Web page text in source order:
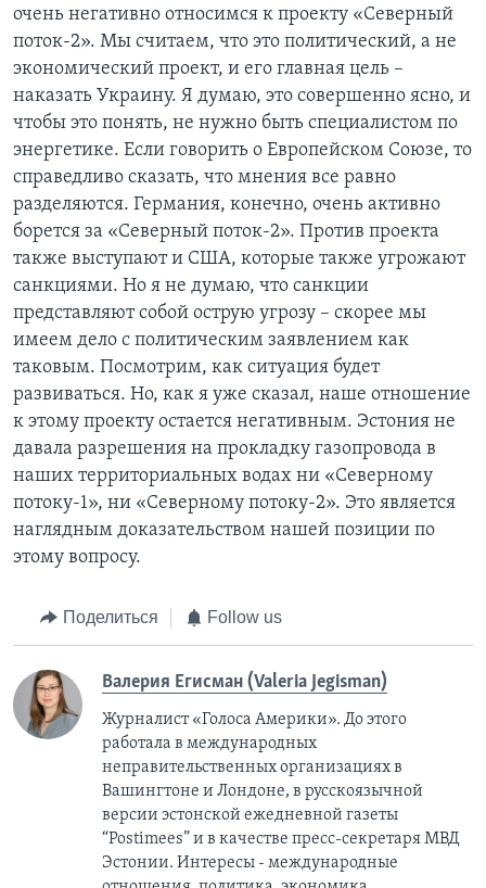
очень негативно относимся к проекту «Северный
поток-2». Мы считаем, что это политический, а не
экономический проект, и его главная цель –
наказать Украину. Я думаю, это совершенно ясно, и
чтобы это понять, не нужно быть специалистом по
энергетике. Если говорить о Европейском Союзе, то
справедливо сказать, что мнения все равно
разделяются. Германия, конечно, очень активно
борется за «Северный поток-2». Против проекта
также выступают и США, которые также угрожают
санкциями. Но я не думаю, что санкции
представляют собой острую угрозу – скорее мы
имеем дело с политическим заявлением как
таковым. Посмотрим, как ситуация будет
развиваться. Но, как я уже сказал, наше отношение
к этому проекту остается негативным. Эстония не
давала разрешения на прокладку газопровода в
наших территориальных водах ни «Северному
потоку-1», ни «Северному потоку-2». Это является
наглядным доказательством нашей позиции по
этому вопросу.
Поделиться Follow us
Валерия Егисман (Valeria Jegisman)
Журналист «Голоса Америки». До этого
работала в международных
неправительственных организациях в
Вашингтоне и Лондоне, в русскоязычной
версии эстонской ежедневной газеты
“Postimees” и в качестве пресс-секретаря МВД
Эстонии. Интересы - международные